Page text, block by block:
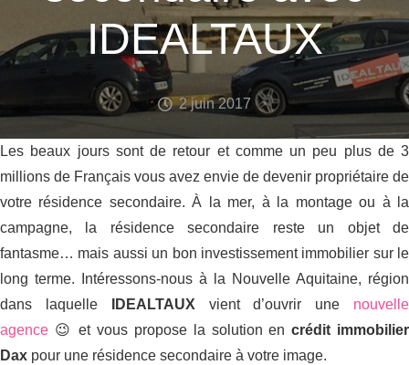
IDEALTAUX
2 juin 2017
Les beaux jours sont de retour et comme un peu plus de 3
millions de Français vous avez envie de devenir propriétaire de
votre résidence secondaire. À la mer, à la montage ou à la
campagne, la résidence secondaire reste un objet de
fantasme… mais aussi un bon investissement immobilier sur le
long terme. Intéressons-nous à la Nouvelle Aquitaine, région
dans laquelle
IDEALTAUX vient d’ouvrir une nouvelle
agence 😉 et vous propose la solution encrédit immobilier
Dax pour une résidence secondaire à votre image.